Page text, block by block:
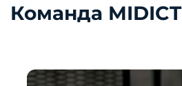
Команда MIDICT